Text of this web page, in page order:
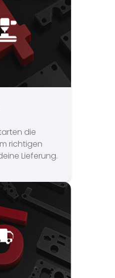
die
richtigen
Lieferung.